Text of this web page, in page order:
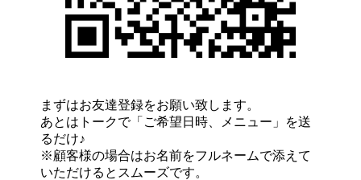
まずはお友達登録をお願い致します。
あとはトークで「ご希望日時、メニュー」を送
るだけ♪
※顧客様の場合はお名前をフルネームで添えて
いただけるとスムーズです。